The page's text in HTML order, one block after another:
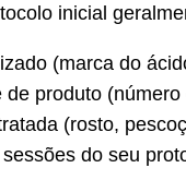
inicial
(marca do
de produto
(rosto,
do seu